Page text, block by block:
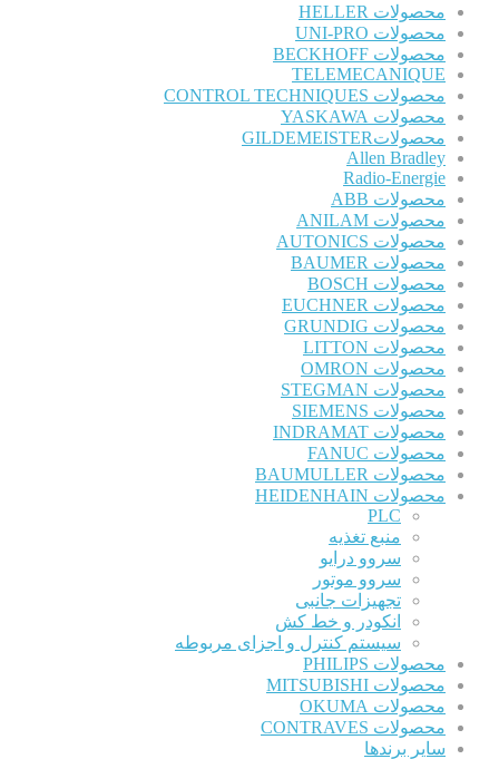
محصولات HELLER
محصولات UNI-PRO
محصولات BECKHOFF
TELEMECANIQUE
محصولات CONTROL TECHNIQUES
محصولات YASKAWA
محصولاتGILDEMEISTER
Allen Bradley
Radio-Energie
محصولات ABB
محصولات ANILAM
محصولات AUTONICS
محصولات BAUMER
محصولات BOSCH
محصولات EUCHNER
محصولات GRUNDIG
محصولات LITTON
محصولات OMRON
محصولات STEGMAN
محصولات SIEMENS
محصولات INDRAMAT
محصولات FANUC
محصولات BAUMULLER
محصولات HEIDENHAIN
PLC
منبع تغذیه
سروو درایو
سروو موتور
تجهیزات جانبی
انکودر و خط کش
سیستم کنترل و اجزای مربوطه
محصولات PHILIPS
محصولات MITSUBISHI
محصولات OKUMA
محصولات CONTRAVES
سایر برندها